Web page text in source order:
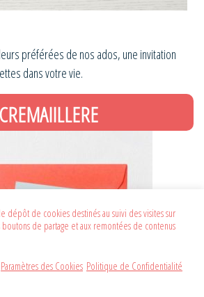
préférées de nos ados, une invitation
dans votre vie.
CREMAIILLERE
dépôt de cookies destinés au suivi des visites sur
de partage et aux remontées de contenus
Paramètres des Cookies Politique de Confidentialité